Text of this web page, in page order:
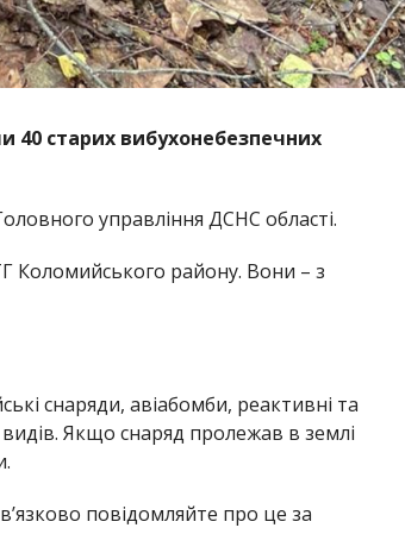
40 старих вибухонебезпечних
управління ДСНС області.
Коломийського району. Вони – з
снаряди, авіабомби, реактивні та
видів. Якщо снаряд пролежав в землі
повідомляйте про це за